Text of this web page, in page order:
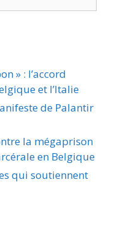
» : l’accord
et l’Italie
de Palantir
la mégaprison
en Belgique
qui soutiennent